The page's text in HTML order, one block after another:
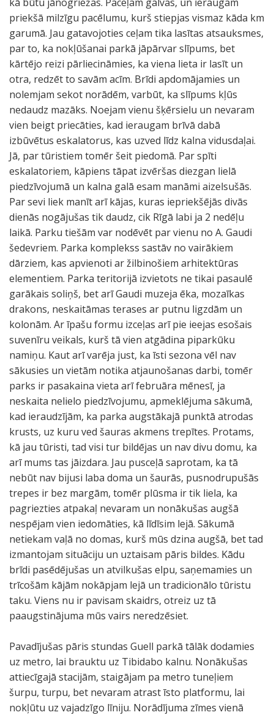
priekšā milzīgu pacēlumu, kurš stiepjas vismaz kāda km
garumā. Jau gatavojoties ceļam tika lasītas atsauksmes,
par to, ka nokļūšanai parkā jāpārvar slīpums, bet
kārtējo reizi pārliecināmies, ka viena lieta ir lasīt un
otra, redzēt to savām acīm. Brīdi apdomājamies un
nolemjam sekot norādēm, varbūt, ka slīpums kļūs
nedaudz mazāks. Noejam vienu šķērsielu un nevaram
vien beigt priecāties, kad ieraugam brīvā dabā
izbūvētus eskalatorus, kas uzved līdz kalna vidusdaļai.
Jā, par tūristiem tomēr šeit piedomā. Par spīti
eskalatoriem, kāpiens tāpat izvēršas diezgan lielā
piedzīvojumā un kalna galā esam manāmi aizelsušās.
Par sevi liek manīt arī kājas, kuras iepriekšējās divās
dienās nogājušas tik daudz, cik Rīgā labi ja 2 nedēļu
laikā. Parku tiešām var nodēvēt par vienu no A. Gaudi
šedevriem. Parka komplekss sastāv no vairākiem
dārziem, kas apvienoti ar žilbinošiem arhitektūras
elementiem. Parka teritorijā izvietots ne tikai pasaulē
garākais soliņš, bet arī Gaudi muzeja ēka, mozaīkas
drakons, neskaitāmas terases ar putnu ligzdām un
kolonām. Ar īpašu formu izceļas arī pie ieejas esošais
suvenīru veikals, kurš tā vien atgādina piparkūku
namiņu. Kaut arī varēja just, ka īsti sezona vēl nav
sākusies un vietām notika atjaunošanas darbi, tomēr
parks ir pasakaina vieta arī februāra mēnesī, ja
neskaita nelielo piedzīvojumu, apmeklējuma sākumā,
kad ieraudzījām, ka parka augstākajā punktā atrodas
krusts, uz kuru ved šauras akmens trepītes. Protams,
kā jau tūristi, tad visi tur bildējas un nav divu domu, ka
arī mums tas jāizdara. Jau pusceļā saprotam, ka tā
nebūt nav bijusi laba doma un šaurās, pusnodrupušās
trepes ir bez margām, tomēr plūsma ir tik liela, ka
pagriezties atpakaļ nevaram un nonākušas augšā
nespējam vien iedomāties, kā līdīsim lejā. Sākumā
netiekam vaļā no domas, kurš mūs dzina augšā, bet tad
izmantojam situāciju un uztaisam pāris bildes. Kādu
brīdi pasēdējušas un atvilkušas elpu, saņemamies un
trīcošām kājām nokāpjam lejā un tradicionālo tūristu
taku. Viens nu ir pavisam skaidrs, otreiz uz tā
paaugstinājuma mūs vairs neredzēsiet.
Pavadījušas pāris stundas Guell parkā tālāk dodamies
uz metro, lai brauktu uz Tibidabo kalnu. Nonākušas
attiecīgajā stacijām, staigājam pa metro tuneļiem
šurpu, turpu, bet nevaram atrast īsto platformu, lai
nokļūtu uz vajadzīgo līniju. Norādījuma zīmes vienā